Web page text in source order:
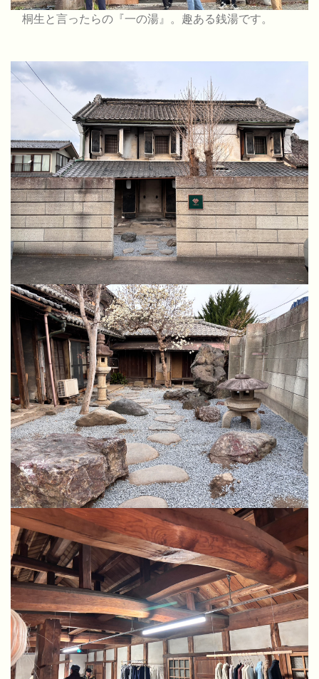
桐生と言ったらの『一の湯』。趣ある銭湯です。